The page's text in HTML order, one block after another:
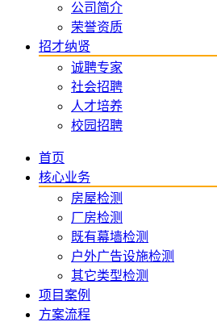
公司简介
荣誉资质
招才纳贤
诚聘专家
社会招聘
人才培养
校园招聘
首页
核心业务
房屋检测
厂房检测
既有幕墙检测
户外广告设施检测
其它类型检测
项目案例
方案流程